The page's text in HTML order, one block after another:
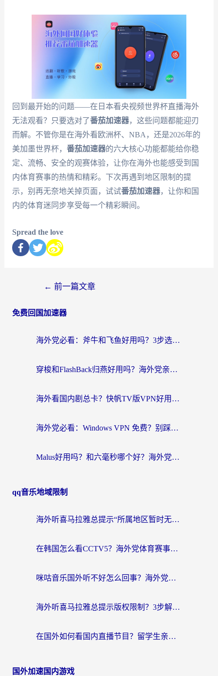
回到最开始的问题——在日本看央视频世界杯直播海外
无法观看？只要选对了番茄加速器，这些问题都能迎刃
而解。不管你是在海外看欧洲杯、NBA，还是2026年的
美加墨世界杯， 番茄加速器的六大核心功能都能给你稳
定、流畅、安全的观赛体验，让你在海外也能感受到国
内体育赛事的热情和精彩。下次再遇到地区限制的提
示，别再无奈地关掉页面，试试番茄加速器，让你和国
内的体育迷同步享受每一个精彩瞬间。
Spread the love
← 前一篇文章
免费回国加速器
海外党必看：斧牛和飞鱼好用吗？3步选对回国加速器，无缝刷剧玩国服
穿梭和FlashBack归燕好用吗？海外党亲测3款热门回国加速器，教你选对不踩坑
海外看国内剧总卡？快帆TV版VPN好用吗？和快滚VPN对比哪个回国效果更好？
海外党必看：Windows VPN 免费？别踩坑！教你选对好用的国内加速器无缝回国
Malus好用吗？和六毫秒哪个好？海外党选回国加速器的避坑指南
qq音乐地域限制
海外听喜马拉雅总提示“所属地区暂时无版权”？这个限制解除方法亲测有效！
在韩国怎么看CCTV5？海外党体育赛事+中文解说观看终极指南
咪咕音乐国外听不好怎么回事？海外党听歌自由的终极解决方案来了
海外听喜马拉雅总提示版权限制？3步解决+2个音乐平台问题全攻略
在国外如何看国内直播节目？留学生亲测有效的追剧加速指南
国外加速国内游戏